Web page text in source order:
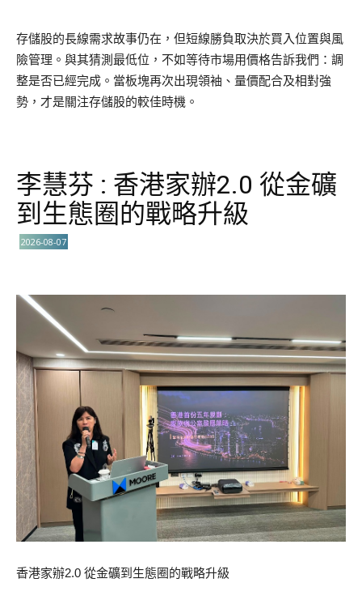
存儲股的長線需求故事仍在，但短線勝負取決於買入位置與風
險管理。與其猜測最低位，不如等待市場用價格告訴我們：調
整是否已經完成。當板塊再次出現領袖、量價配合及相對強
勢，才是關注存儲股的較佳時機。
李慧芬 : 香港家辦2.0 從金礦
到生態圈的戰略升級
2026-08-07
香港家辦2.0 從金礦到生態圈的戰略升級